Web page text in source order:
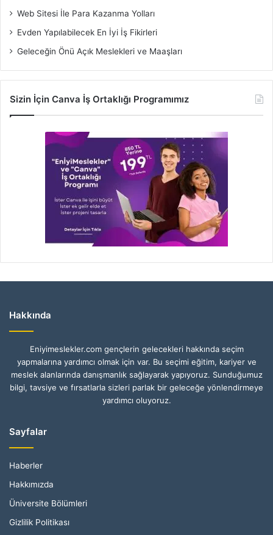
Web Sitesi İle Para Kazanma Yolları
Evden Yapılabilecek En İyi İş Fikirleri
Geleceğin Önü Açık Meslekleri ve Maaşları
Sizin İçin Canva İş Ortaklığı Programımız
Hakkında
Eniyimeslekler.com gençlerin gelecekleri hakkında seçim
yapmalarına yardımcı olmak için var. Bu seçimi eğitim, kariyer ve
meslek alanlarında danışmanlık sağlayarak yapıyoruz. Sunduğumuz
bilgi, tavsiye ve fırsatlarla sizleri parlak bir geleceğe yönlendirmeye
yardımcı oluyoruz.
Sayfalar
Haberler
Hakkımızda
Üniversite Bölümleri
Gizlilik Politikası